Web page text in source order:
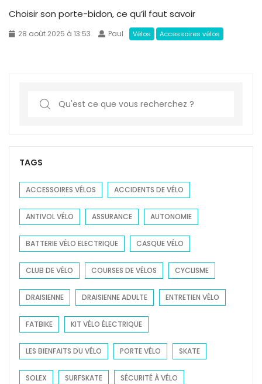
Choisir son porte-bidon, ce qu’il faut savoir
28 août 2025 à 13:53 Paul Vélos Accessoires vélos
r
c
f
r
:
TAGS
ACCESSOIRES VÉLOS ACCIDENTS DE VÉLO
ANTIVOL VÉLO ASSURANCE AUTONOMIE
BATTERIE VÉLO ELECTRIQUE CASQUE VÉLO
CLUB DE VÉLO COURSES DE VÉLOS CYCLISME
DRAISIENNE DRAISIENNE ADULTE ENTRETIEN VÉLO
FATBIKE KIT VÉLO ÉLECTRIQUE
LES BIENFAITS DU VÉLO PORTE VÉLO SKATE
SOLEX SURFSKATE SÉCURITÉ À VÉLO